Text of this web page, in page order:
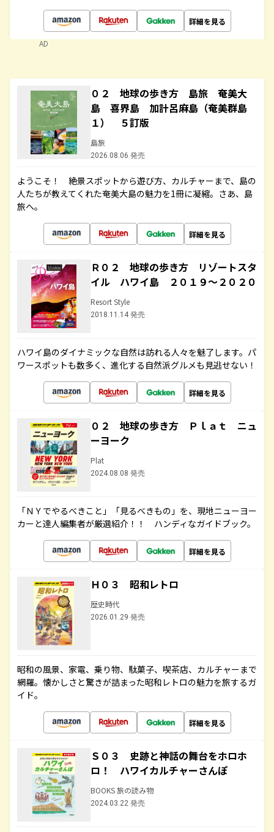
詳細を見る
AD
０２ 地球の歩き方 島旅 奄美大
島 喜界島 加計呂麻島（奄美群島
１） ５訂版
島旅
2026.08.06 発売
ようこそ！ 絶景スポットから遊び方、カルチャーまで、島の
人たちが教えてくれた奄美大島の魅力を1冊に凝縮。さあ、島
旅へ。
詳細を見る
Ｒ０２ 地球の歩き方 リゾートスタ
イル ハワイ島 ２０１９～２０２０
Resort Style
2018.11.14 発売
ハワイ島のダイナミックな自然は訪れる人々を魅了します。パ
ワースポットも数多く、進化する自然派グルメも見逃せない！
詳細を見る
０２ 地球の歩き方 Ｐｌａｔ ニュ
ーヨーク
Plat
2024.08.08 発売
「ＮＹでやるべきこと」「見るべきもの」を、現地ニューヨー
カーと達人編集者が厳選紹介！！ ハンディなガイドブック。
詳細を見る
Ｈ０３ 昭和レトロ
歴史時代
2026.01.29 発売
昭和の風景、家電、乗り物、駄菓子、喫茶店、カルチャーまで
網羅。懐かしさと驚きが詰まった昭和レトロの魅力を旅するガ
イド。
詳細を見る
Ｓ０３ 史跡と神話の舞台をホロホ
ロ！ ハワイカルチャーさんぽ
BOOKS 旅の読み物
2024.03.22 発売